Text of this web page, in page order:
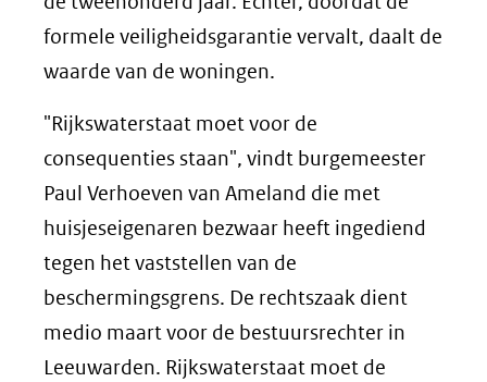
formele veiligheidsgarantie vervalt, daalt de
waarde van de woningen.
"Rijkswaterstaat moet voor de
consequenties staan", vindt burgemeester
Paul Verhoeven van Ameland die met
huisjeseigenaren bezwaar heeft ingediend
tegen het vaststellen van de
beschermingsgrens. De rechtszaak dient
medio maart voor de bestuursrechter in
Leeuwarden. Rijkswaterstaat moet de